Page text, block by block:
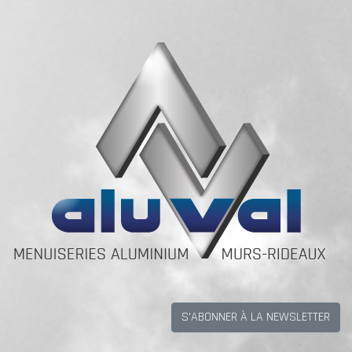
S'ABONNER À LA NEWSLETTER